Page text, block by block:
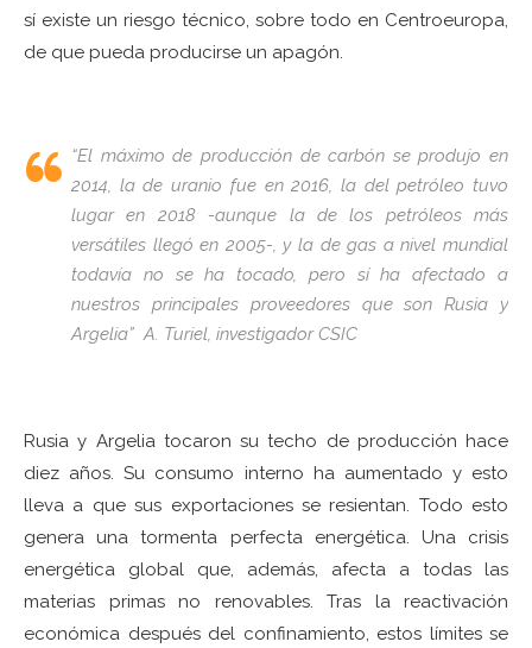
sí existe un riesgo técnico, sobre todo en Centroeuropa,
de que pueda producirse un apagón.
“El máximo de producción de carbón se produjo en
2014, la de uranio fue en 2016, la del petróleo tuvo
lugar en 2018 -aunque la de los petróleos más
versátiles llegó en 2005-, y la de gas a nivel mundial
todavía no se ha tocado, pero sí ha afectado a
nuestros principales proveedores que son Rusia y
Argelia” A. Turiel, investigador CSIC
Rusia y Argelia tocaron su techo de producción hace
diez años. Su consumo interno ha aumentado y esto
lleva a que sus exportaciones se resientan. Todo esto
genera una tormenta perfecta energética. Una crisis
energética global que, además, afecta a todas las
materias primas no renovables. Tras la reactivación
económica después del confinamiento, estos límites se